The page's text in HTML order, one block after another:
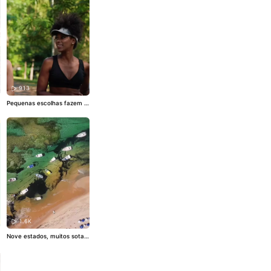
Profissionais da Educação.
Uma data para reconhecer
a importância de cada pess
oa que constrói o ambiente
escolar todos os dias. ⚖️ Ate
ndendo à legislação eleitoral
brasileira, os comentários d
este perfil estão temporaria
mente desativados.
913
Pequenas escolhas fazem p
a a vida inteira. 💙 Saúde ta
mbém é prevenção, informa
ção e cuidado contínuo. ⚖️
Atendendo à legislação eleit
oral brasileira, os comentári
os deste perfil estão tempor
ariamente desativados.
1.6K
Nove estados, muitos sotaq